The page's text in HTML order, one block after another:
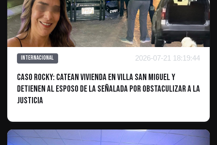
Internacional 2026-07-21 18:19:44
Caso Rocky: Catean vivienda en Villa San Miguel y
detienen al esposo de la señalada por obstaculizar a la
justicia